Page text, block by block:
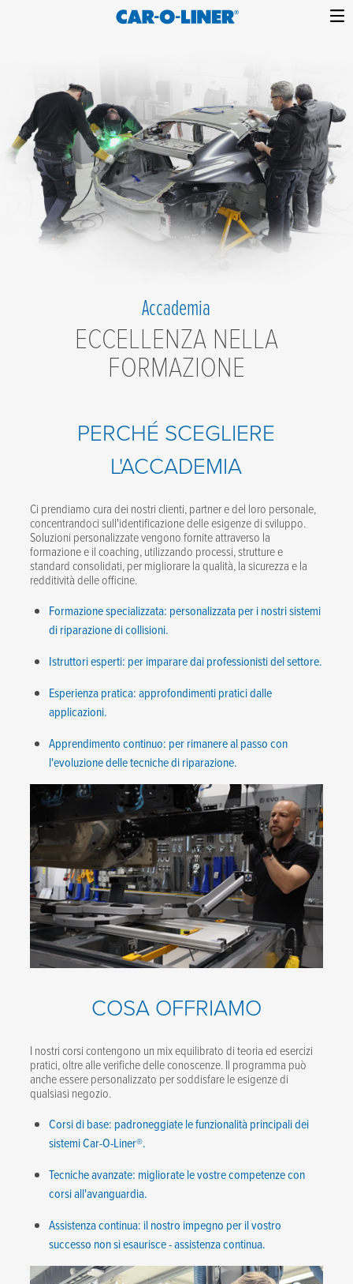
Car-
Liner
Collision
Accademia
ECCELLENZA NELLA
FORMAZIONE
PERCHÉ SCEGLIERE
L'ACCADEMIA
Ci prendiamo cura dei nostri clienti, partner e del loro personale,
concentrandoci sull'identificazione delle esigenze di sviluppo.
Soluzioni personalizzate vengono fornite attraverso la
formazione e il coaching, utilizzando processi, strutture e
standard consolidati, per migliorare la qualità, la sicurezza e la
redditività delle officine.
Formazione specializzata: personalizzata per i nostri sistemi
di riparazione di collisioni.
Istruttori esperti: per imparare dai professionisti del settore.
Esperienza pratica: approfondimenti pratici dalle
applicazioni.
Apprendimento continuo: per rimanere al passo con
l'evoluzione delle tecniche di riparazione.
COSA OFFRIAMO
I nostri corsi contengono un mix equilibrato di teoria ed esercizi
pratici, oltre alle verifiche delle conoscenze. Il programma può
anche essere personalizzato per soddisfare le esigenze di
qualsiasi negozio.
Corsi di base: padroneggiate le funzionalità principali dei
sistemi Car-O-Liner®.
Tecniche avanzate: migliorate le vostre competenze con
corsi all'avanguardia.
Assistenza continua: il nostro impegno per il vostro
successo non si esaurisce - assistenza continua.